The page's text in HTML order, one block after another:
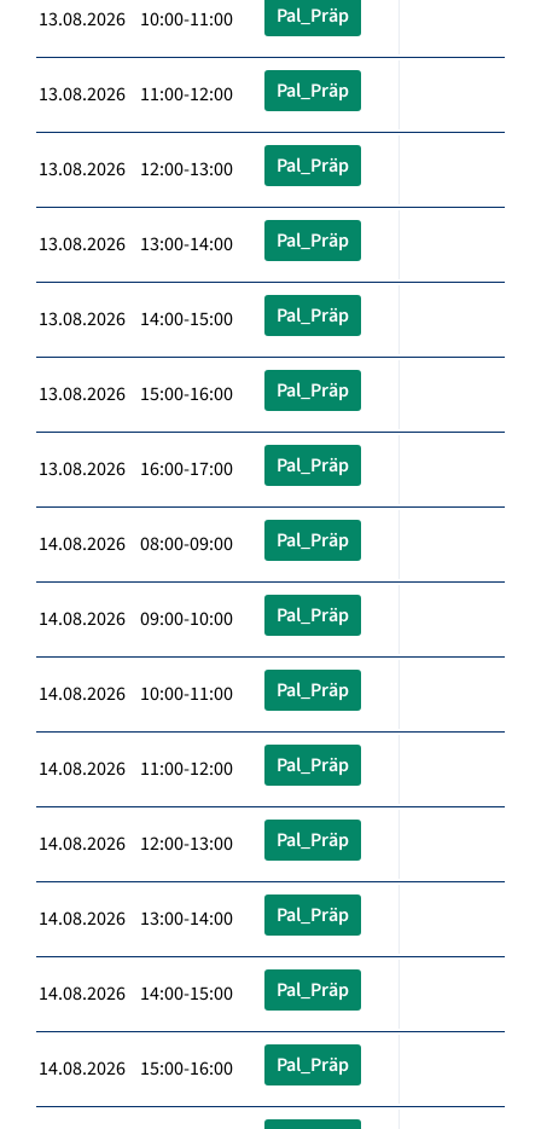
13.08.2026 10:00-11:00 Pal_Präp
13.08.2026 11:00-12:00 Pal_Präp
13.08.2026 12:00-13:00 Pal_Präp
13.08.2026 13:00-14:00 Pal_Präp
13.08.2026 14:00-15:00 Pal_Präp
13.08.2026 15:00-16:00 Pal_Präp
13.08.2026 16:00-17:00 Pal_Präp
14.08.2026 08:00-09:00 Pal_Präp
14.08.2026 09:00-10:00 Pal_Präp
14.08.2026 10:00-11:00 Pal_Präp
14.08.2026 11:00-12:00 Pal_Präp
14.08.2026 12:00-13:00 Pal_Präp
14.08.2026 13:00-14:00 Pal_Präp
14.08.2026 14:00-15:00 Pal_Präp
14.08.2026 15:00-16:00 Pal_Präp